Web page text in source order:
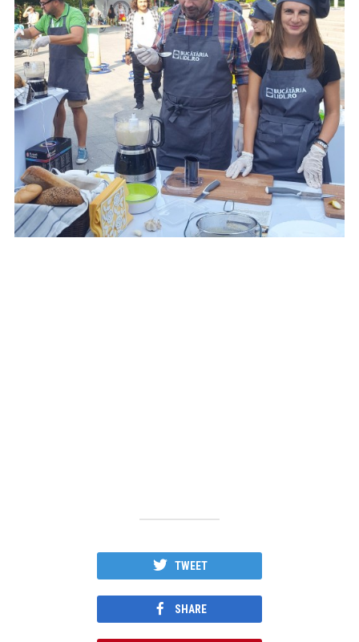
TWEET
SHARE